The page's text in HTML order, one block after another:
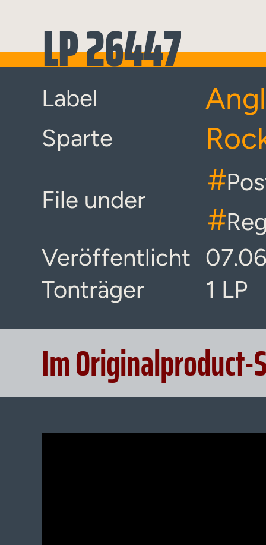
LP 26447
Label
Sparte
File under
#
#
Veröffentlicht
Tonträger
1 LP
Im